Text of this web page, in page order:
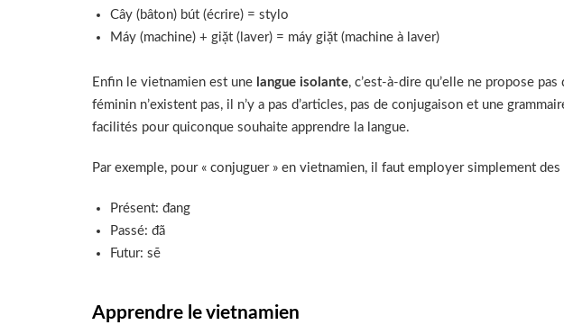
Cây (bâton) bút (écrire) = stylo
Máy (machine) + giặt (laver) = máy giặt (machine à laver)
Enfin le vietnamien est une langue isolante, c’est-à-dire qu’elle ne propose
féminin n’existent pas, il n’y a pas d’articles, pas de conjugaison et une
facilités pour quiconque souhaite apprendre la langue.
Par exemple, pour « conjuguer » en vietnamien, il faut employer simplement
Présent: đang
Passé: đã
Futur: sẽ
Apprendre le vietnamien